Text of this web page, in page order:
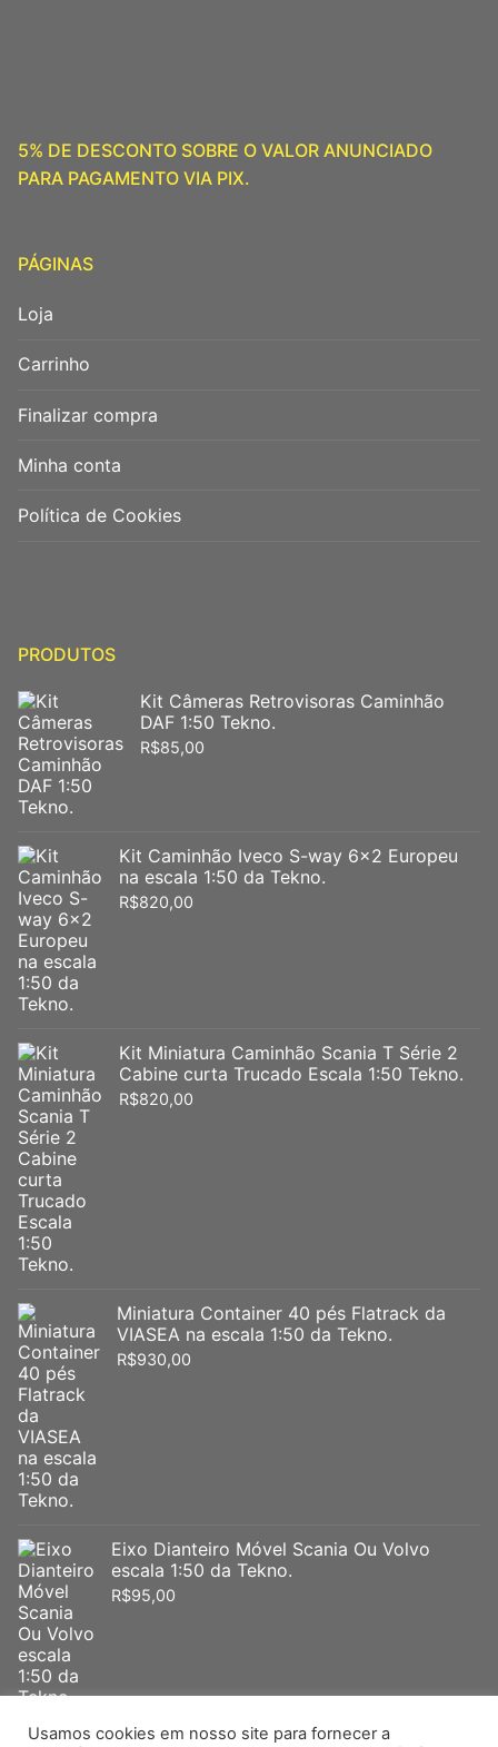
5% DE DESCONTO SOBRE O VALOR ANUNCIADO
PARA PAGAMENTO VIA PIX.
PÁGINAS
Loja
Carrinho
Finalizar compra
Minha conta
Política de Cookies
PRODUTOS
Kit Câmeras Retrovisoras Caminhão
DAF 1:50 Tekno.
R$85,00
Kit Caminhão Iveco S-way 6x2 Europeu
na escala 1:50 da Tekno.
R$820,00
Kit Miniatura Caminhão Scania T Série 2
Cabine curta Trucado Escala 1:50 Tekno.
R$820,00
Miniatura Container 40 pés Flatrack da
VIASEA na escala 1:50 da Tekno.
R$930,00
Eixo Dianteiro Móvel Scania Ou Volvo
escala 1:50 da Tekno.
R$95,00
Usamos cookies em nosso site para fornecer a